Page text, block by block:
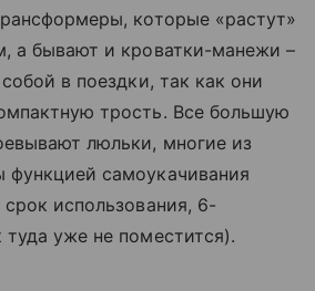
которые «растут»
а бывают и кроватки-манежи –
в поездки, так как они
трость. Все большую
люльки, многие из
функцией самоукачивания
использования, 6-
уже не поместится).